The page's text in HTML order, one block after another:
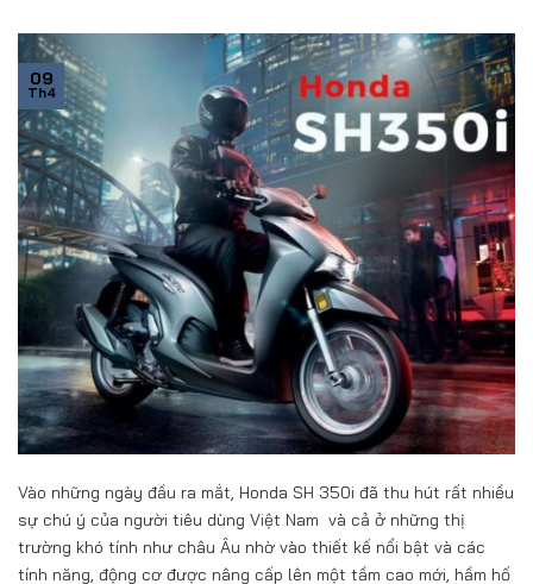
09
Th4
Vào những ngày đầu ra mắt, Honda SH 350i đã thu hút rất nhiều
sự chú ý của người tiêu dùng Việt Nam và cả ở những thị
trường khó tính như châu Âu nhờ vào thiết kế nổi bật và các
tính năng, động cơ được nâng cấp lên một tầm cao mới, hầm hố